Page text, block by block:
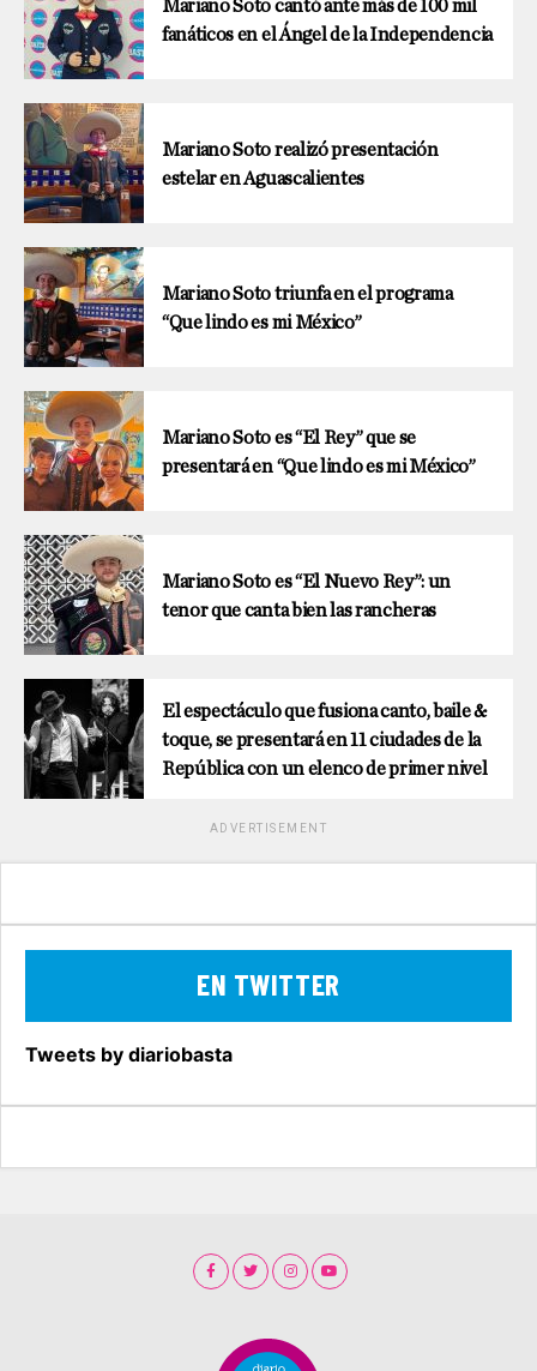
Mariano Soto cantó ante más de 100 mil
fanáticos en el Ángel de la Independencia
Mariano Soto realizó presentación
estelar en Aguascalientes
Mariano Soto triunfa en el programa
“Que lindo es mi México”
Mariano Soto es “El Rey” que se
presentará en “Que lindo es mi México”
Mariano Soto es “El Nuevo Rey”: un
tenor que canta bien las rancheras
El espectáculo que fusiona canto, baile &
toque, se presentará en 11 ciudades de la
República con un elenco de primer nivel
ADVERTISEMENT
EN TWITTER
Tweets by diariobasta